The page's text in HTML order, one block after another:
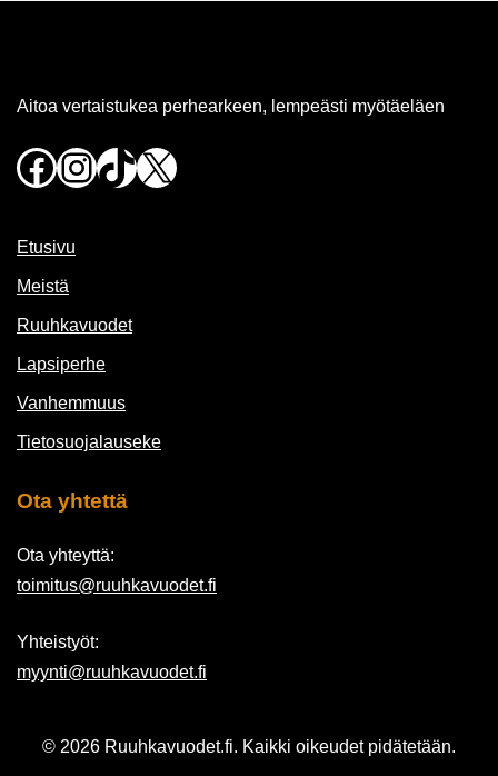
Aitoa vertaistukea perhearkeen, lempeästi myötäeläen
Facebook
Instagram
TikTok
X
Etusivu
Meistä
Ruuhkavuodet
Lapsiperhe
Vanhemmuus
Tietosuojalauseke
Ota yhtettä
Ota yhteyttä:
toimitus@ruuhkavuodet.fi
Yhteistyöt:
myynti@ruuhkavuodet.fi
© 2026 Ruuhkavuodet.fi. Kaikki oikeudet pidätetään.